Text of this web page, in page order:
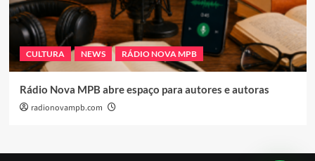
CULTURA NEWS RÁDIO NOVA MPB
Rádio Nova MPB abre espaço para autores e autoras
radionovampb.com